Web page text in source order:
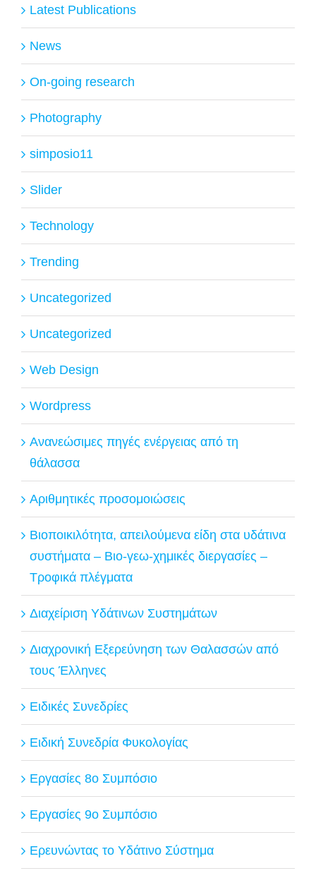
Latest Publications
News
On-going research
Photography
simposio11
Slider
Technology
Trending
Uncategorized
Uncategorized
Web Design
Wordpress
Ανανεώσιμες πηγές ενέργειας από τη
θάλασσα
Αριθμητικές προσομοιώσεις
Βιοποικιλότητα, απειλούμενα είδη στα υδάτινα
συστήματα – Βιο-γεω-χημικές διεργασίες –
Τροφικά πλέγματα
Διαχείριση Υδάτινων Συστημάτων
Διαχρονική Εξερεύνηση των Θαλασσών από
τους Έλληνες
Ειδικές Συνεδρίες
Ειδική Συνεδρία Φυκολογίας
Εργασίες 8ο Συμπόσιο
Εργασίες 9ο Συμπόσιο
Ερευνώντας το Υδάτινο Σύστημα